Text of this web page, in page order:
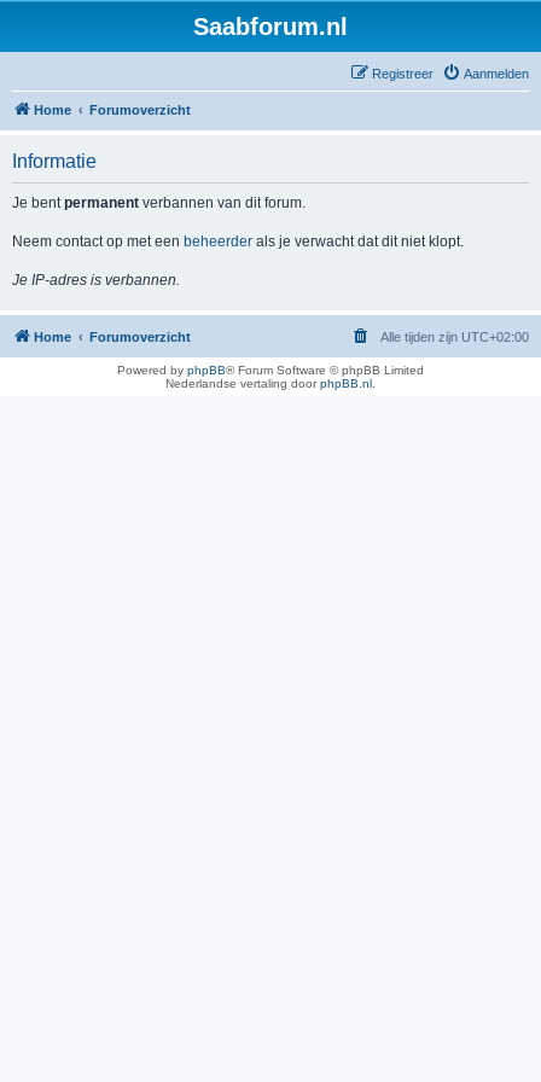
Saabforum.nl
Aanmelden
Registreer
Home Forumoverzicht
Informatie
Je bentpermanent verbannen van dit forum.
Neem contact op met een beheerder als je verwacht dat dit niet klopt.
Je IP-adres is verbannen.
Home Forumoverzicht Alle tijden zijn UTC+02:00
Powered by phpBB® Forum Software © phpBB Limited
Nederlandse vertaling doorphpBB.nl